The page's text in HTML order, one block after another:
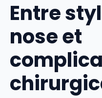
Entre
nose et